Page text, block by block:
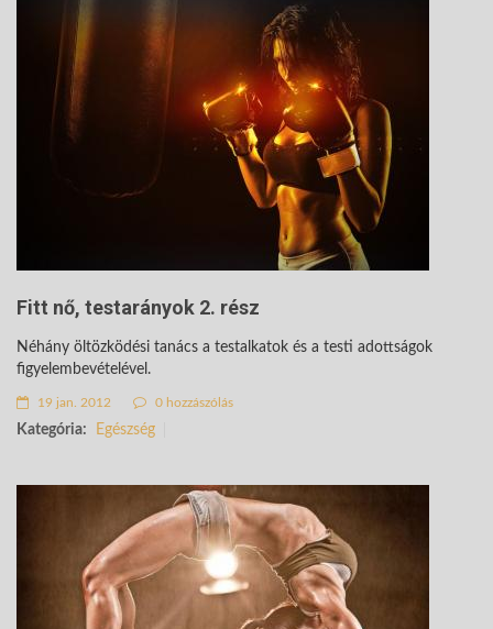
Fitt nő, testarányok 2. rész
Néhány öltözködési tanács a testalkatok és a testi adottságok
figyelembevételével.
19 jan. 2012 0 hozzászólás
Kategória: Egészség